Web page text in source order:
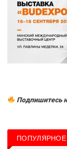
Подпишитесь
ПОПУЛЯРНОЕ